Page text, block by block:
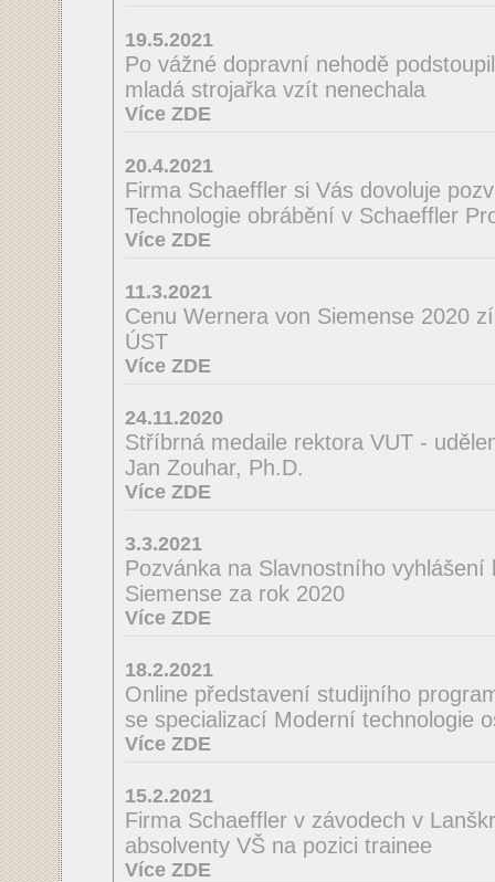
19.5.2021
Po vážné dopravní nehodě
mladá strojařka vzít nenechala
Více ZDE
20.4.2021
Firma Schaeffler si Vás dovoluje
Technologie obrábění v Schaeffler
Více ZDE
11.3.2021
Cenu Wernera von Siemense 2020
ÚST
Více ZDE
24.11.2020
Stříbrná medaile rektora VUT -
Jan Zouhar, Ph.D.
Více ZDE
3.3.2021
Pozvánka na Slavnostního
Siemense za rok 2020
Více ZDE
18.2.2021
Online představení studijního
se specializací Moderní technologie
Více ZDE
15.2.2021
Firma Schaeffler v závodech v
absolventy VŠ na pozici trainee
Více ZDE